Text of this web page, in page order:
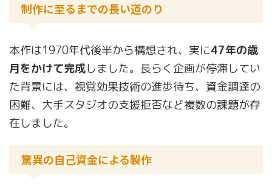
制作に至るまでの長い道のり
本作は1970年代後半から構想され、実に47年の歳
月をかけて完成しました。長らく企画が停滞してい
た背景には、視覚効果技術の進歩待ち、資金調達の
困難、大手スタジオの支援拒否など複数の課題が存
在しました。
驚異の自己資金による製作